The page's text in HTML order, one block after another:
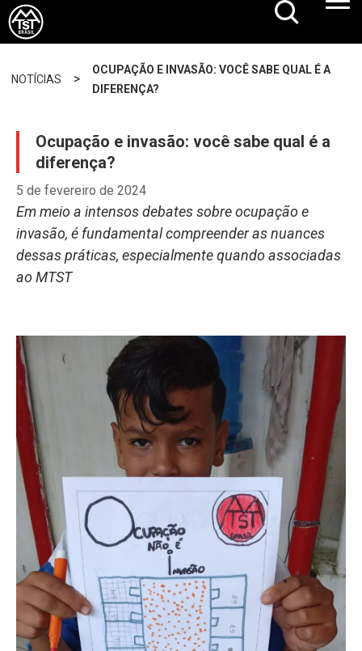
NOTÍCIAS >
OCUPAÇÃO E INVASÃO: VOCÊ SABE QUAL É A
DIFERENÇA?
Ocupação e invasão: você sabe qual é a
diferença?
5 de fevereiro de 2024
Em meio a intensos debates sobre ocupação e
invasão, é fundamental compreender as nuances
dessas práticas, especialmente quando associadas
ao MTST